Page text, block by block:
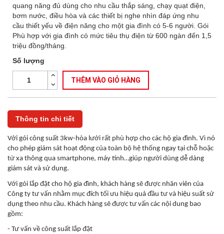
quang năng đủ dùng cho nhu cầu thắp sáng, chạy quạt điện,
bơm nước, điều hòa và các thiết bị nghe nhìn đáp ứng nhu
cầu thiết yếu về điện năng cho một gia đình có 5-6 người. Gói
Phù hợp với gia đình có mức tiêu thụ điện từ 600 ngàn đến 1,5
triệu đồng/tháng.
Số lượng
THÊM VÀO GIỎ HÀNG
Thông tin chi tiết
Với gói công suất 3kw-hòa lưới rất phù hợp cho các hộ gia đình. Vì nó
cho phép giám sát hoạt động của toàn bộ hệ thống ngay tại chỗ hoặc
từ xa thông qua smartphone, máy tính…giúp người dùng dễ dàng
giám sát và sử dụng.
Với gói lắp đặt cho hộ gia đình, khách hàng sẽ được nhân viên của
Công ty tư vấn nhằm mục đích tối ưu hiệu quả đầu tư và hiệu suất sử
dụng theo nhu cầu. Khách hàng sẽ được tư vấn các nội dung bao
gồm:
- Tư vấn về công suất lắp đặt